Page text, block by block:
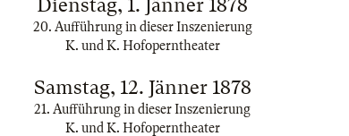
Dienstag, 1. Jänner 1878
20. Aufführung in dieser Inszenierung
K. und K. Hofoperntheater
Samstag, 12. Jänner 1878
21. Aufführung in dieser Inszenierung
K. und K. Hofoperntheater